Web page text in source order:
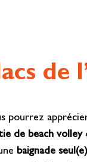
de
pourrez
de beach volley
baignade